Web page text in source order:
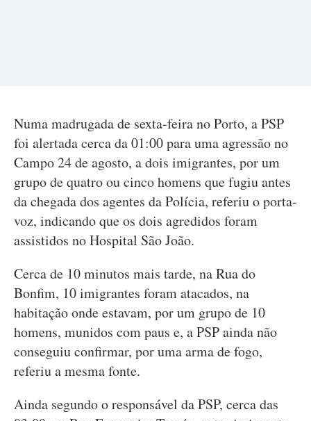
Numa madrugada de sexta-feira no Porto, a PSP
foi alertada cerca da 01:00 para uma agressão no
Campo 24 de agosto, a dois imigrantes, por um
grupo de quatro ou cinco homens que fugiu antes
da chegada dos agentes da Polícia, referiu o porta-
voz, indicando que os dois agredidos foram
assistidos no Hospital São João.
Cerca de 10 minutos mais tarde, na Rua do
Bonfim, 10 imigrantes foram atacados, na
habitação onde estavam, por um grupo de 10
homens, munidos com paus e, a PSP ainda não
conseguiu confirmar, por uma arma de fogo,
referiu a mesma fonte.
Ainda segundo o responsável da PSP, cerca das